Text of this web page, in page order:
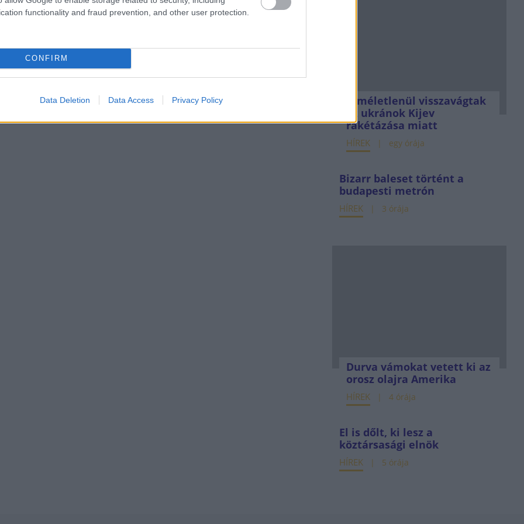
functionality and fraud prevention, and other user protection.
CONFIRM
Data Deletion Data Access Privacy Policy
Kíméletlenül visszavágtak
az ukránok Kijev
rakétázása miatt
HÍREK egy órája
Bizarr baleset történt a
budapesti metrón
HÍREK 3 órája
Durva vámokat vetett ki az
orosz olajra Amerika
HÍREK 4 órája
El is dőlt, ki lesz a
köztársasági elnök
HÍREK 5 órája